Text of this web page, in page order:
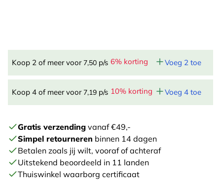
Koop 2 of meer voor 7,50 p/s 6% korting Voeg 2 toe
Koop 4 of meer voor 7,19 p/s 10% korting Voeg 4 toe
Gratis verzending vanaf €49,-
Simpel retourneren binnen 14 dagen
Betalen zoals jij wilt, vooraf of achteraf
Uitstekend beoordeeld in 11 landen
Thuiswinkel waarborg certificaat